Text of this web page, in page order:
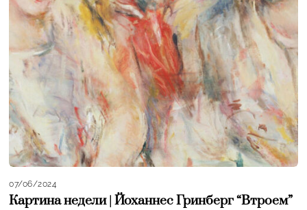
07/06/2024
Картина недели | Йоханнес Гринберг “Втроем”